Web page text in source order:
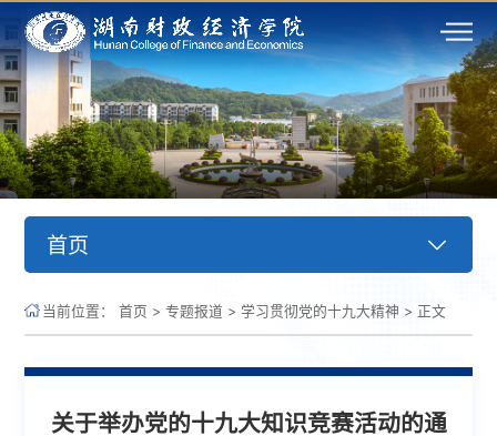
首页
当前位置：首页 >专题报道 >学习贯彻党的十九大精神 > 正文
关于举办党的十九大知识竞赛活动的通